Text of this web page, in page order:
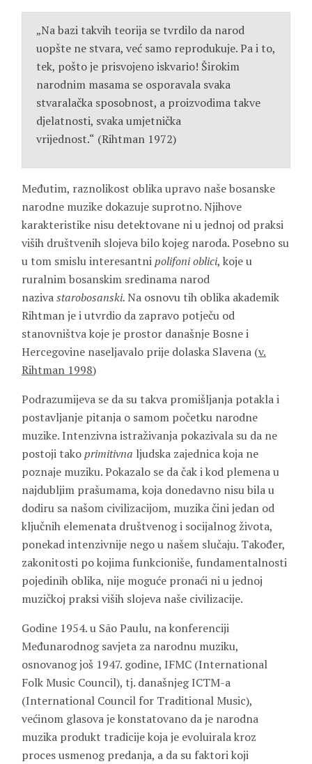
„Na bazi takvih teorija se tvrdilo da narod
uopšte ne stvara, već samo reprodukuje. Pa i to,
tek, pošto je prisvojeno iskvario! Širokim
narodnim masama se osporavala svaka
stvaralačka sposobnost, a proizvodima takve
djelatnosti, svaka umjetnička
vrijednost.“ (Rihtman 1972)
Međutim, raznolikost oblika upravo naše bosanske
narodne muzike dokazuje suprotno. Njihove
karakteristike nisu detektovane ni u jednoj od praksi
viših društvenih slojeva bilo kojeg naroda. Posebno su
u tom smislu interesantnipolifoni oblici, koje u
ruralnim bosanskim sredinama narod
nazivastarobosanski.Na osnovu tih oblika akademik
Rihtman je i utvrdio da zapravo potječu od
stanovništva koje je prostor današnje Bosne i
Hercegovine naseljavalo prije dolaska Slavena (v.
Rihtman 1998)
Podrazumijeva se da su takva promišljanja potakla i
postavljanje pitanja o samom početku narodne
muzike. Intenzivna istraživanja pokazivala su da ne
postoji takoprimitivna ljudska zajednica koja ne
poznaje muziku. Pokazalo se da čak i kod plemena u
najdubljim prašumama, koja donedavno nisu bila u
dodiru sa našom civilizacijom, muzika čini jedan od
ključnih elemenata društvenog i socijalnog života,
ponekad intenzivnije nego u našem slučaju. Također,
zakonitosti po kojima funkcioniše, fundamentalnosti
pojedinih oblika, nije moguće pronaći ni u jednoj
muzičkoj praksi viših slojeva naše civilizacije.
Godine 1954. u São Paulu, na konferenciji
Međunarodnog savjeta za narodnu muziku,
osnovanog još 1947. godine, IFMC (International
Folk Music Council), tj. današnjeg ICTM-a
(International Council for Traditional Music),
većinom glasova je konstatovano da je narodna
muzika produkt tradicije koja je evoluirala kroz
proces usmenog predanja, a da su faktori koji